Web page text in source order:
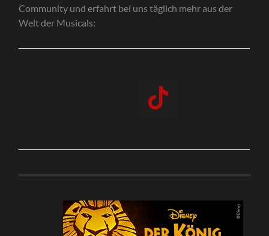
Community und erfahrt bei uns täglich mehr aus der
Welt der Musicals: